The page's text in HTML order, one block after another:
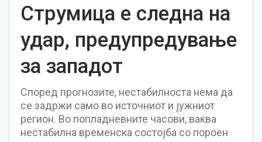
Струмица е следна на
удар, предупредување
за западот
Според прогнозите, нестабилноста нема да
се задржи само во источниот и јужниот
регион. Во попладневните часови, ваква
нестабилна временска состојба со пороен